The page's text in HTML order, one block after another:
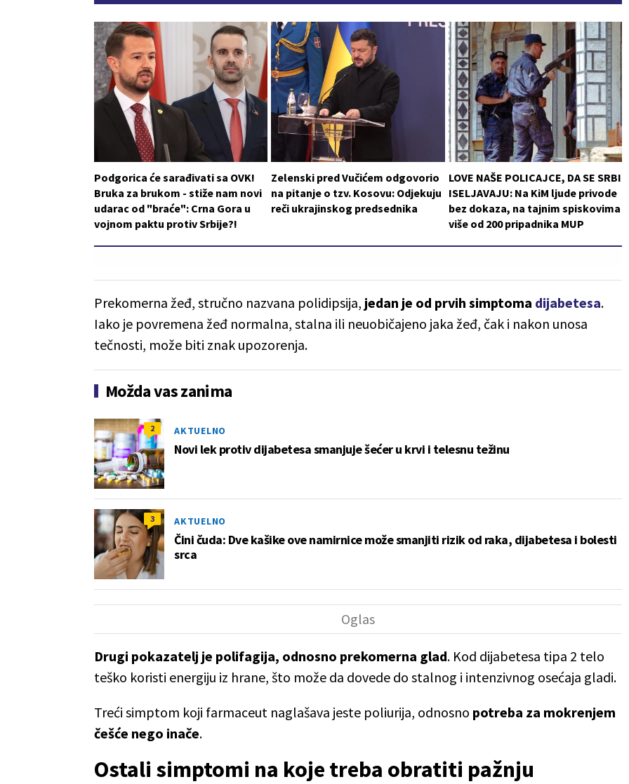
Podgorica će sarađivati sa OVK!
Bruka za brukom - stiže nam novi
udarac od "braće": Crna Gora u
vojnom paktu protiv Srbije?!
Zelenski pred Vučićem odgovorio
na pitanje o tzv. Kosovu: Odjekuju
reči ukrajinskog predsednika
LOVE NAŠE POLICAJCE, DA SE SRBI
ISELJAVAJU: Na KiM ljude privode
bez dokaza, na tajnim spiskovima
više od 200 pripadnika MUP
Prekomerna žeđ, stručno nazvana polidipsija, jedan je od prvih simptoma dijabetesa.
Iako je povremena žeđ normalna, stalna ili neuobičajeno jaka žeđ, čak i nakon unosa
tečnosti, može biti znak upozorenja.
Možda vas zanima
2 AKTUELNO
Novi lek protiv dijabetesa smanjuje šećer u krvi i telesnu težinu
3 AKTUELNO
Čini čuda: Dve kašike ove namirnice može smanjiti rizik od raka, dijabetesa i bolesti
srca
Drugi pokazatelj je polifagija, odnosno prekomerna glad. Kod dijabetesa tipa 2 telo
teško koristi energiju iz hrane, što može da dovede do stalnog i intenzivnog osećaja gladi.
Treći simptom koji farmaceut naglašava jeste poliurija, odnosno potreba za mokrenjem
češće nego inače.
Ostali simptomi na koje treba obratiti pažnju